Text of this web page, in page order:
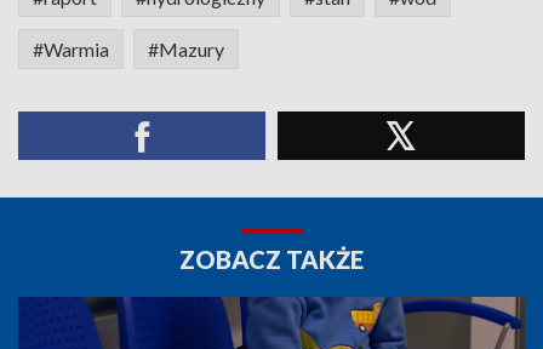
#Warmia #Mazury
ZOBACZ TAKŻE